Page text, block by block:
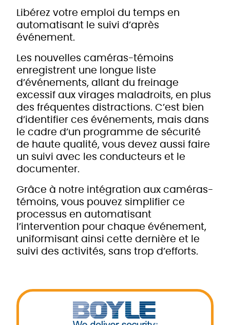
Libérez votre emploi du temps en
automatisant le suivi d’après
événement.
Les nouvelles caméras-témoins
enregistrent une longue liste
d’événements, allant du freinage
excessif aux virages maladroits, en plus
des fréquentes distractions. C’est bien
d’identifier ces événements, mais dans
le cadre d’un programme de sécurité
de haute qualité, vous devez aussi faire
un suivi avec les conducteurs et le
documenter.
Grâce à notre intégration aux caméras-
témoins, vous pouvez simplifier ce
processus en automatisant
l’intervention pour chaque événement,
uniformisant ainsi cette dernière et le
suivi des activités, sans trop d’efforts.